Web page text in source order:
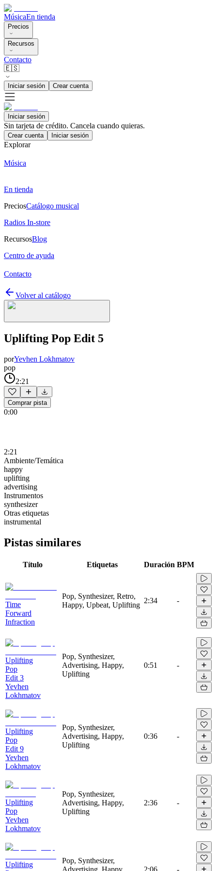
MúsicaEn tienda
Precios
Recursos
Contacto
🇪🇸
Iniciar sesión Crear cuenta
Iniciar sesión
Sin tarjeta de crédito. Cancela cuando quieras.
Crear cuenta Iniciar sesión
Explorar
Música
En tienda
PreciosCatálogo musical
Radios In-store
RecursosBlog
Centro de ayuda
Contacto
Volver al catálogo
Uplifting Pop Edit 5
porYevhen Lokhmatov
pop
2:21
Comprar pista
0:00
2:21
Ambiente/Temática
happy
uplifting
advertising
Instrumentos
synthesizer
Otras etiquetas
instrumental
Pistas similares
Título Etiquetas Duración BPM
Time
Forward
Infraction
Pop, Synthesizer, Retro,
Happy, Upbeat, Uplifting
2:34 -
Uplifting
Pop
Edit 3
Yevhen
Lokhmatov
Pop, Synthesizer,
Advertising, Happy,
Uplifting
0:51 -
Uplifting
Pop
Edit 9
Yevhen
Lokhmatov
Pop, Synthesizer,
Advertising, Happy,
Uplifting
0:36 -
Uplifting
Pop
Yevhen
Lokhmatov
Pop, Synthesizer,
Advertising, Happy,
Uplifting
2:36 -
Uplifting
Pop, Synthesizer,
Advertising, Happy,
2:06 -